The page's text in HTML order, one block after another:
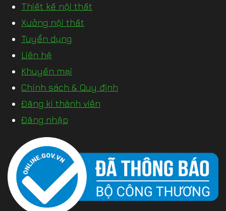
Thiết kế nội thất
Xưởng nội thất
Tuyển dụng
Liên hệ
Khuyến mại
Chính sách & Quy định
Đăng kí thành viên
Đăng nhập